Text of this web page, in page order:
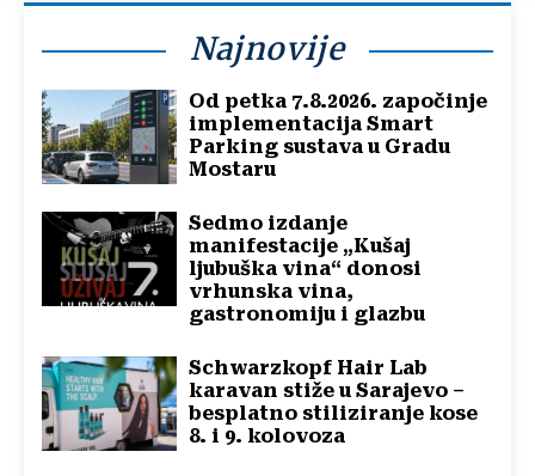
Najnovije
Od petka 7.8.2026. započinje
implementacija Smart
Parking sustava u Gradu
Mostaru
Sedmo izdanje
manifestacije „Kušaj
ljubuška vina“ donosi
vrhunska vina,
gastronomiju i glazbu
Schwarzkopf Hair Lab
karavan stiže u Sarajevo –
besplatno stiliziranje kose
8. i 9. kolovoza